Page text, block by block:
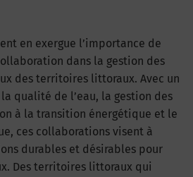
en exergue l’importance de
dans la gestion des
des territoires littoraux. Avec un
qualité de l’eau, la gestion des
à la transition énergétique et le
ces collaborations visent à
durables et désirables pour
Des territoires littoraux qui